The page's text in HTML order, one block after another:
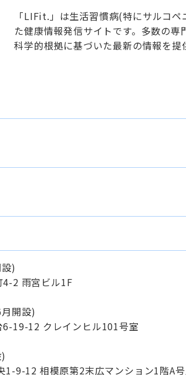
「LIFit.」は生活習慣病(特にサルコ
た健康情報発信サイトです。多数の
科学的根拠に基づいた最新の情報を提
)
2 雨宮ビル1F
開設)
19-12 クレインヒル101号室
1-9-12 相模原第2末広マンション1階A